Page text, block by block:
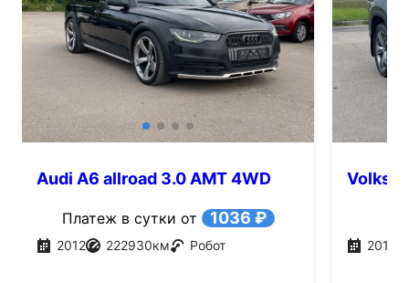
Audi A6 allroad 3.0 AMT 4WD
Платеж в сутки от 1036 ₽
2012 222930км Робот 2019